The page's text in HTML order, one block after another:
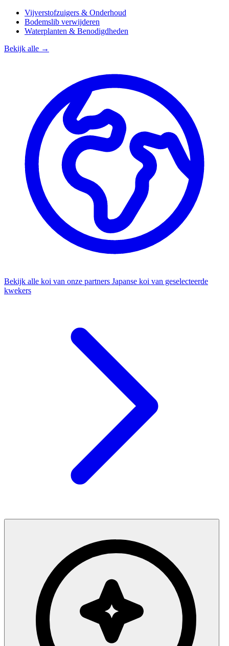
Vijverstofzuigers & Onderhoud
Bodemslib verwijderen
Waterplanten & Benodigdheden
Bekijk alle →
Bekijk alle koi van onze partners Japanse koi van geselecteerde
kwekers